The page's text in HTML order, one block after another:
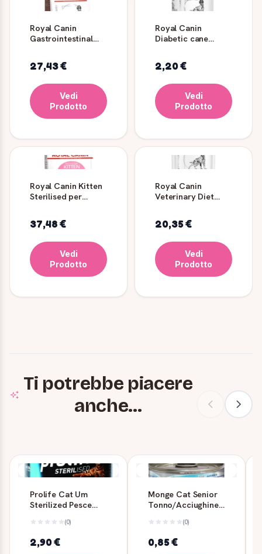
Royal Canin
Gastrointestinal
27,43 €
Vedi
Prodotto
Royal Canin
Diabetic cane
2,20 €
Vedi
Prodotto
Royal Canin Kitten
Sterilised per
37,48 €
Vedi
Prodotto
Royal Canin
Veterinary Diet
salsa - 12 x 100 gr
20,35 €
Vedi
Prodotto
Ti potrebbe piacere
anche...
Prolife Cat Um
Sterilized Pesce
(0)
2,90 €
Monge Cat Senior
Tonno/Acciughine
(0)
0,85 €